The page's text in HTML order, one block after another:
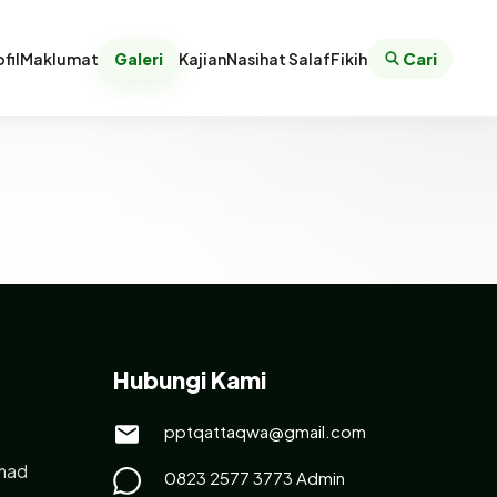
Maklumat Galeri KajianNasihat SalafFikih Cari
Hubungi Kami
pptqattaqwa@gmail.com
0823 2577 3773 Admin